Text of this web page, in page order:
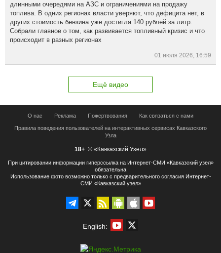
длинными очередями на АЗС и ограничениями на продажу
топлива. В одних регионах власти уверяют, что дефицита нет, в
других стоимость бензина уже достигла 140 рублей за литр.
Собрали главное о том, как развивается топливный кризис и что
происходит в разных регионах
01 июля 2026, 16:59
Ещё видео
О нас Реклама Пожертвования Как связаться с нами
Правила поведения пользователей на интерактивных сервисах Кавказского
Узла
18+ © «Кавказский Узел»
При цитировании информации гиперссылка на Интернет-СМИ «Кавказский узел»
обязательна
Использование фото возможно только с предварительного согласия Интернет-
СМИ «Кавказский узел»
English: